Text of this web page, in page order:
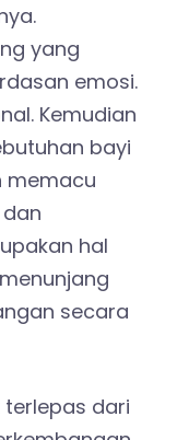
yang
emosi.
Kemudian
bayi
memacu
hal
secara
dari